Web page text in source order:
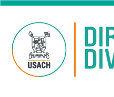
Pasar al contenido principal